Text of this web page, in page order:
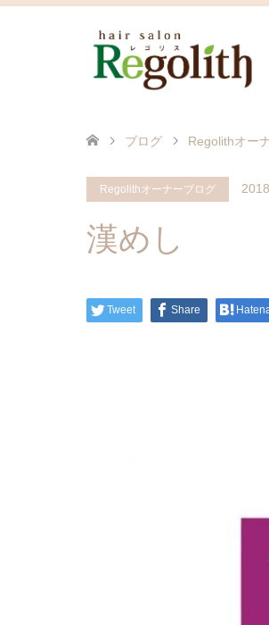
ブログ Regolithオー
Regolithオーナーブログ
漢めし
Tweet Share